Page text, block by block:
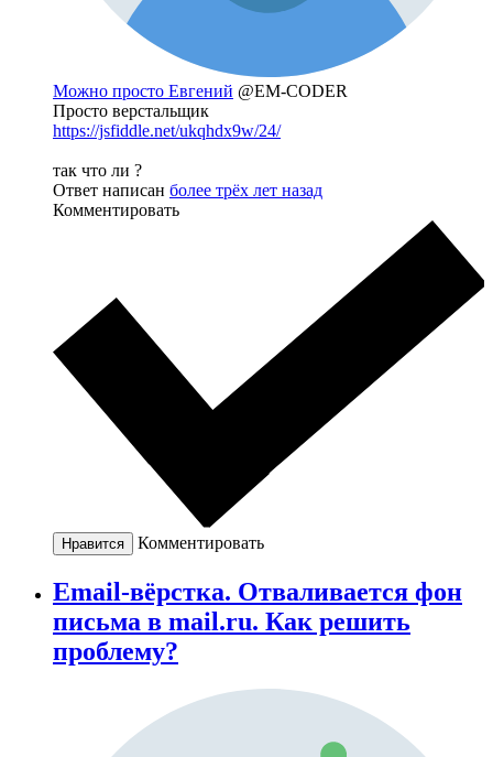
Можно просто Евгений @EM-CODER
Просто верстальщик
https://jsfiddle.net/ukqhdx9w/24/
так что ли ?
Ответ написан более трёх лет назад
Комментировать
Нравится Комментировать
Email-вёрстка. Отваливается фон
письма в mail.ru. Как решить
проблему?